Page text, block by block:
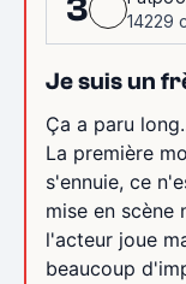
3
14229
Je suis un
Ça a paru
La première
s'ennuie, ce
mise en scène
l'acteur joue
beaucoup